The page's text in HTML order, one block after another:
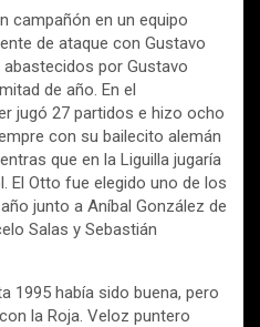
campañón en un equipo
de ataque con Gustavo
por Gustavo
de año. En el
jugó 27 partidos e hizo ocho
con su bailecito alemán
que en la Liguilla jugaría
El Otto fue elegido uno de los
junto a Aníbal González de
Salas y Sebastián
1995 había sido buena, pero
la Roja. Veloz puntero